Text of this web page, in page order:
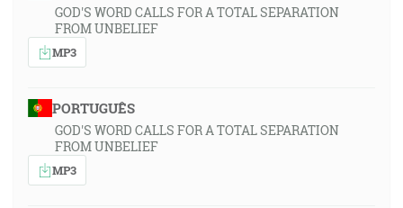
GOD'S WORD CALLS FOR A TOTAL SEPARATION
FROM UNBELIEF
MP3
PORTUGUÊS
GOD'S WORD CALLS FOR A TOTAL SEPARATION
FROM UNBELIEF
MP3